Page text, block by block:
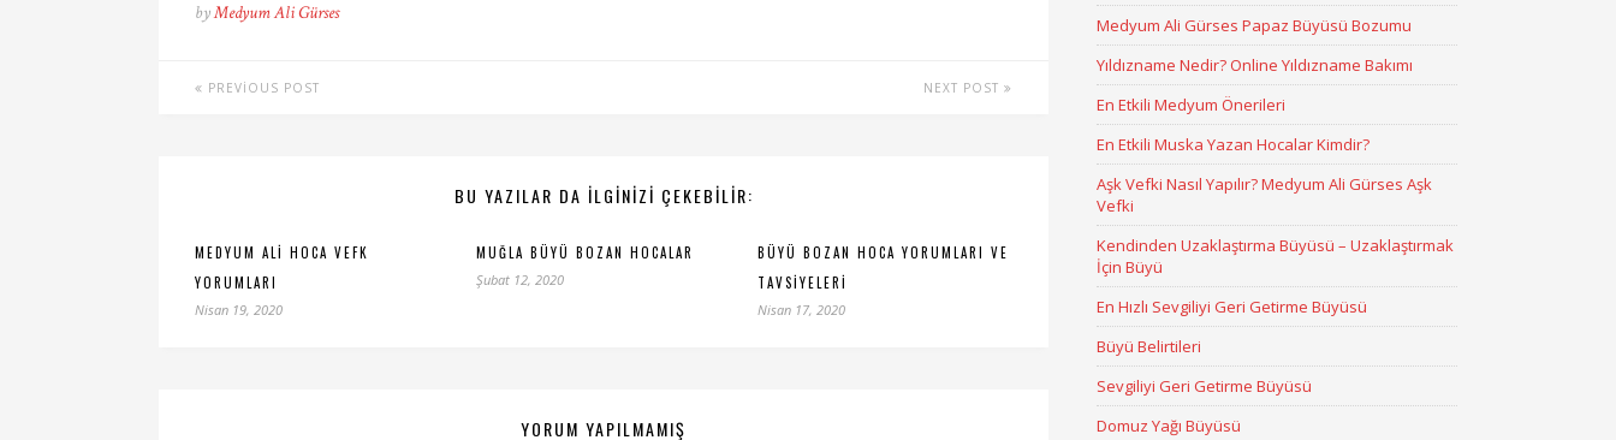
byMedyum Ali Gürses
PREVIOUS POST NEXT POST
BU YAZILAR DA ILGINIZI ÇEKEBILIR:
MEDYUM ALI HOCA VEFK
YORUMLARI
Nisan 19, 2020
MUĞLA BÜYÜ BOZAN HOCALAR
Şubat 12, 2020
BÜYÜ BOZAN HOCA YORUMLARI VE
TAVSIYELERI
Nisan 17, 2020
YORUM YAPILMAMIŞ
Medyum Ali Gürses Papaz Büyüsü Bozumu
Yıldızname Nedir? Online Yıldızname Bakımı
En Etkili Medyum Önerileri
En Etkili Muska Yazan Hocalar Kimdir?
Aşk Vefki Nasıl Yapılır? Medyum Ali Gürses Aşk
Vefki
Kendinden Uzaklaştırma Büyüsü – Uzaklaştırmak
İçin Büyü
En Hızlı Sevgiliyi Geri Getirme Büyüsü
Büyü Belirtileri
Sevgiliyi Geri Getirme Büyüsü
Domuz Yağı Büyüsü